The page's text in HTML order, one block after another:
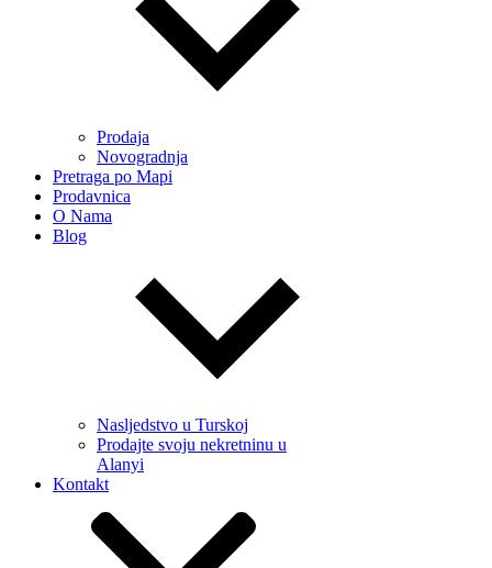
Prodaja
Novogradnja
Pretraga po Mapi
Prodavnica
O Nama
Blog
Nasljedstvo u Turskoj
Prodajte svoju nekretninu u
Alanyi
Kontakt